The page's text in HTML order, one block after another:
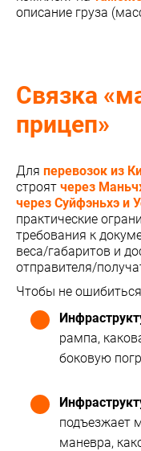
описание груза
Связка
прицеп»
Для перевозок из
строят через
через Суйфэньхэ и
практические
требования к
веса/габаритов и
отправителя/
Чтобы не
рампа,
боковую
подъезжает
маневра,